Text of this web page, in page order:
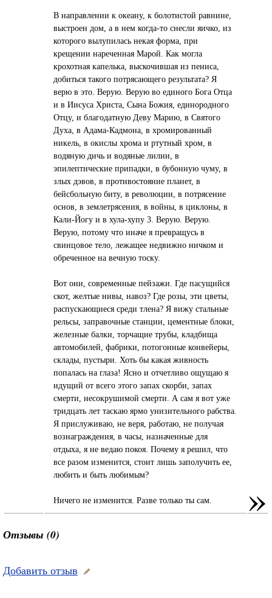
В направлении к океану, к болотистой равнине,
выстроен дом, а в нем когда-то снесли яичко, из
которого вылупилась некая форма, при
крещении нареченная Марой. Как могла
крохотная капелька, выскочившая из пениса,
добиться такого потрясающего результата? Я
верю в это. Верую. Верую во единого Бога Отца
и в Иисуса Христа, Сына Божия, единородного
Отцу, и благодатную Деву Марию, в Святого
Духа, в Адама-Кадмона, в хромированный
никель, в окислы хрома и ртутный хром, в
водяную дичь и водяные лилии, в
эпилептические припадки, в бубонную чуму, в
злых дэвов, в противостояние планет, в
бейсбольную биту, в революции, в потрясение
основ, в землетрясения, в войны, в циклоны, в
Кали-Йогу и в хула-хупу 3. Верую. Верую.
Верую, потому что иначе я превращусь в
свинцовое тело, лежащее недвижно ничком и
обреченное на вечную тоску.
Вот они, современные пейзажи. Где пасущийся
скот, желтые нивы, навоз? Где розы, эти цветы,
распускающиеся среди тлена? Я вижу стальные
рельсы, заправочные станции, цементные блоки,
железные балки, торчащие трубы, кладбища
автомобилей, фабрики, потогонные конвейеры,
склады, пустыри. Хоть бы какая живность
попалась на глаза! Ясно и отчетливо ощущаю я
идущий от всего этого запах скорби, запах
смерти, несокрушимой смерти. А сам я вот уже
тридцать лет таскаю ярмо унизительного рабства.
Я прислуживаю, не веря, работаю, не получая
вознаграждения, в часы, назначенные для
отдыха, я не ведаю покоя. Почему я решил, что
все разом изменится, стоит лишь заполучить ее,
любить и быть любимым?
Ничего не изменится. Разве только ты сам. »
Отзывы (0)
Добавить отзыв